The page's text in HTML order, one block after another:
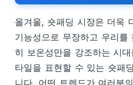
올겨울, 숏패딩 시장은 더욱
기능성으로 무장하고 우리를
히 보온성만을 강조하는 시
타일을 표현할 수 있는 숏패
니다. 어떤 트렌드가 여러분